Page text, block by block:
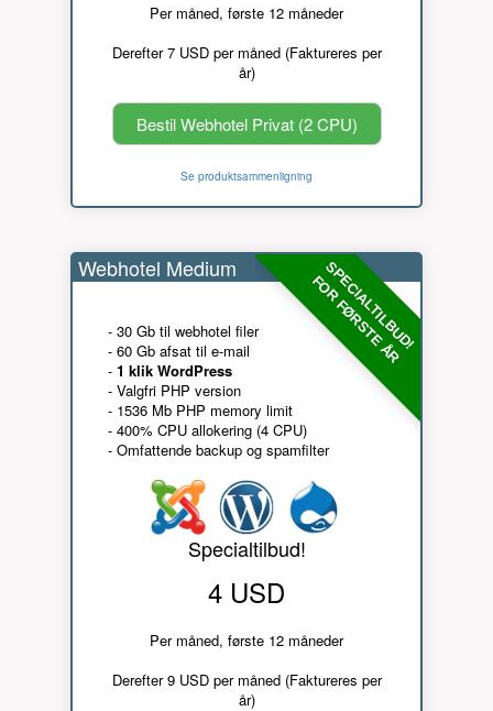
Per måned, første 12 måneder
Derefter 7 USD per måned (Faktureres per
år)
Bestil Webhotel Privat (2 CPU)
Se produktsammenligning
SPECIALTILBUD!
FOR FØRSTE ÅR
Webhotel Medium
- 30 Gb til webhotel filer
- 60 Gb afsat til e-mail
- 1 klik WordPress
- Valgfri PHP version
- 1536 Mb PHP memory limit
- 400% CPU allokering (4 CPU)
- Omfattende backup og spamfilter
Specialtilbud!
4 USD
Per måned, første 12 måneder
Derefter 9 USD per måned (Faktureres per
år)